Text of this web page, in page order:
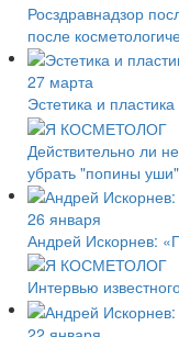
Росздравнадзор
после
27 марта
Эстетика и
Действительно ли
убрать "попины
26 января
Андрей Искорнев:
Интервью